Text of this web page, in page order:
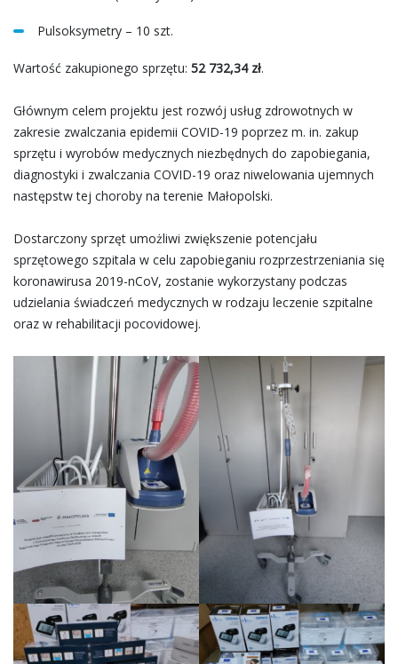
Pulsoksymetry – 10 szt.
Wartość zakupionego sprzętu: 52 732,34 zł.
Głównym celem projektu jest rozwój usług zdrowotnych w
zakresie zwalczania epidemii COVID-19 poprzez m. in. zakup
sprzętu i wyrobów medycznych niezbędnych do zapobiegania,
diagnostyki i zwalczania COVID-19 oraz niwelowania ujemnych
następstw tej choroby na terenie Małopolski.
Dostarczony sprzęt umożliwi zwiększenie potencjału
sprzętowego szpitala w celu zapobieganiu rozprzestrzeniania się
koronawirusa 2019-nCoV, zostanie wykorzystany podczas
udzielania świadczeń medycznych w rodzaju leczenie szpitalne
oraz w rehabilitacji pocovidowej.